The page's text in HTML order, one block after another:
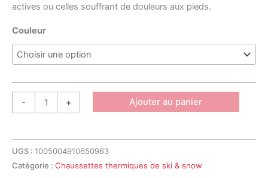
actives ou celles souffrant de douleurs aux pieds.
Couleur
- + Ajouter au panier
UGS : 1005004910650963
Catégorie : Chaussettes thermiques de ski & snow